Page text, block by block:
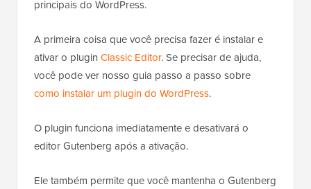
principais do WordPress.
A primeira coisa que você precisa fazer é instalar e
ativar o plugin Classic Editor. Se precisar de ajuda,
você pode ver nosso guia passo a passo sobre
como instalar um plugin do WordPress.
O plugin funciona imediatamente e desativará o
editor Gutenberg após a ativação.
Ele também permite que você mantenha o Gutenberg